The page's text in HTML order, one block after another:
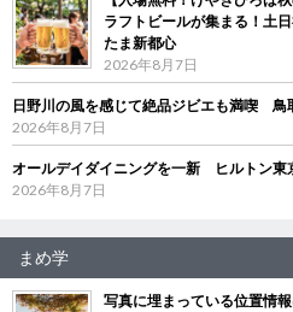
ラフトビールが集まる！土
たま新都心
2026年8月7日
日野川の風を感じて絶品ジビエも満喫 鳥
2026年8月7日
オールデイダイニングを一新 ヒルトン東
2026年8月7日
まめ学
写真に埋まっている位置情